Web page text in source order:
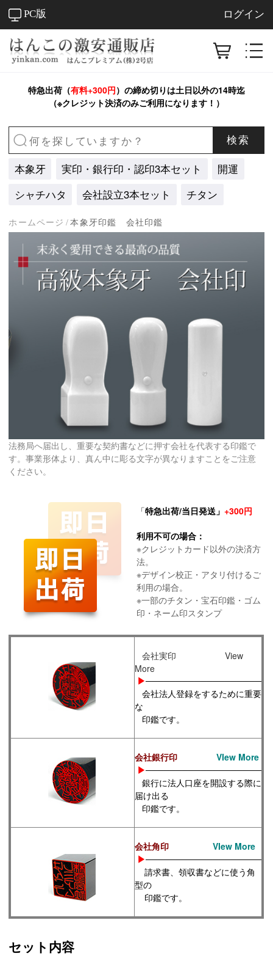
PC版 ログイン
特急出荷（有料+300円）の締め切りは土日以外の14時迄
（※クレジット決済のみご利用になります！）
検索
本象牙 実印・銀行印・認印3本セット
開運
シャチハタ
会社設立3本セット チタン
ホームページ / 本象牙印鑑 会社印鑑
法務局へ届出し、重要な契約書などに押す会社を代表する印鑑で
す。事業形体より、真ん中に彫る文字が異なりますことをご注意
ください。
「特急出荷/当日発送」+300円
利用不可の場合：
※クレジットカード以外の決済方
法。
※デザイン校正・アタリ付けるご
利用の場合。
※一部のチタン・宝石印鑑・ゴム
印・ネーム印スタンプ
会社実印 View
More
▶───────────────────
会社法人登録をするために重要
な
印鑑です。
会社銀行印VIew More
▶───────────────────
銀行に法人口座を開設する際に
届け出る
印鑑です。
会社角印VIew More
▶───────────────────
請求書、領収書などに使う角
型の
印鑑です。
セット内容